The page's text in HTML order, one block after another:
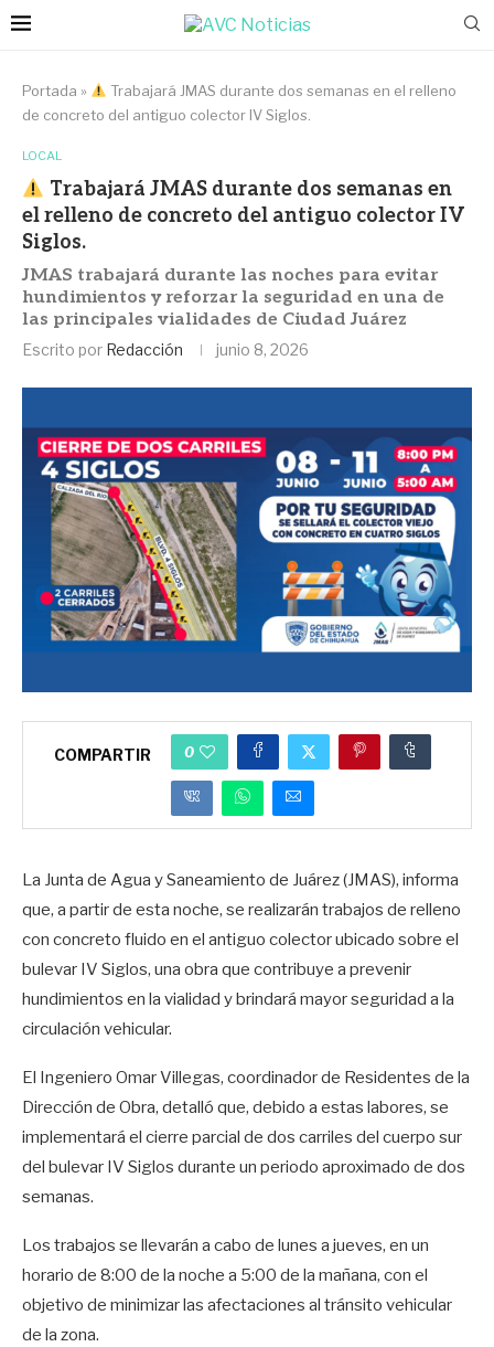
Portada »
Trabajará JMAS durante dos semanas en el relleno
de concreto del antiguo colector IV Siglos.
LOCAL
Trabajará JMAS durante dos semanas en
el relleno de concreto del antiguo colector IV
Siglos.
JMAS trabajará durante las noches para evitar
hundimientos y reforzar la seguridad en una de
las principales vialidades de Ciudad Juárez
Escrito por Redacción junio 8, 2026
COMPARTIR 0
La Junta de Agua y Saneamiento de Juárez (JMAS), informa
que, a partir de esta noche, se realizarán trabajos de relleno
con concreto fluido en el antiguo colector ubicado sobre el
bulevar IV Siglos, una obra que contribuye a prevenir
hundimientos en la vialidad y brindará mayor seguridad a la
circulación vehicular.
El Ingeniero Omar Villegas, coordinador de Residentes de la
Dirección de Obra, detalló que, debido a estas labores, se
implementará el cierre parcial de dos carriles del cuerpo sur
del bulevar IV Siglos durante un periodo aproximado de dos
semanas.
Los trabajos se llevarán a cabo de lunes a jueves, en un
horario de 8:00 de la noche a 5:00 de la mañana, con el
objetivo de minimizar las afectaciones al tránsito vehicular
de la zona.